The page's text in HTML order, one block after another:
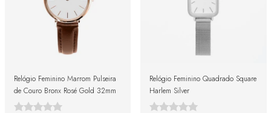
Relógio Feminino Marrom Pulseira
de Couro Bronx Rosé Gold 32mm
Relógio Feminino Quadrado Square
Harlem Silver